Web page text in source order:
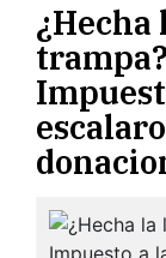
¿Hecha